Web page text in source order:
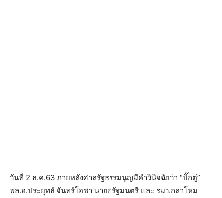
วันที่ 2 ธ.ค.63 ภายหลังศาลรัฐธรรมนูญมีคำวินิจฉัยว่า “บิ๊กตู่”
พล.อ.ประยุทธ์ จันทร์โอชา นายกรัฐมนตรี และ รมว.กลาโหม